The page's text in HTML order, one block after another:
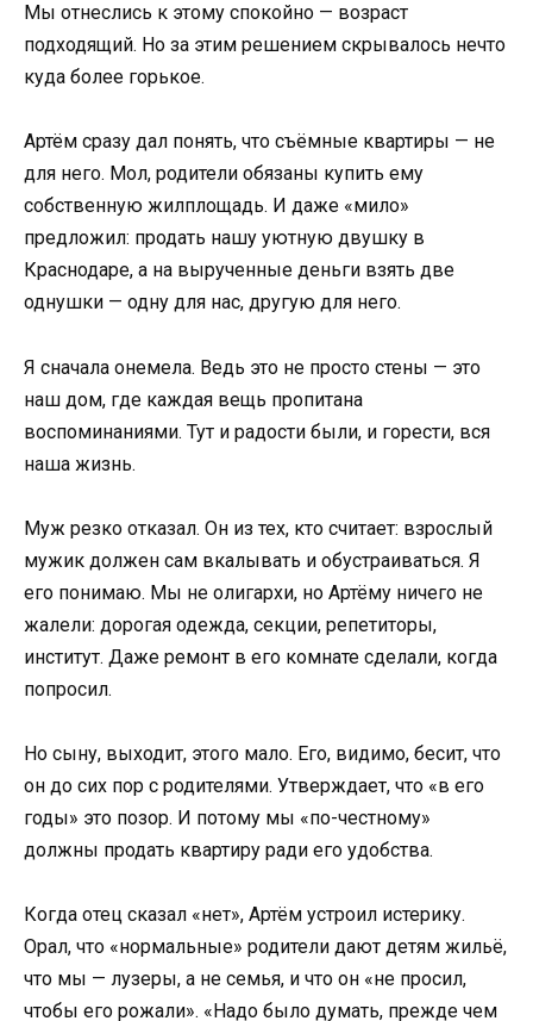
Мы отнеслись к этому спокойно — возраст
подходящий. Но за этим решением скрывалось нечто
куда более горькое.
Артём сразу дал понять, что съёмные квартиры — не
для него. Мол, родители обязаны купить ему
собственную жилплощадь. И даже «мило»
предложил: продать нашу уютную двушку в
Краснодаре, а на вырученные деньги взять две
однушки — одну для нас, другую для него.
Я сначала онемела. Ведь это не просто стены — это
наш дом, где каждая вещь пропитана
воспоминаниями. Тут и радости были, и горести, вся
наша жизнь.
Муж резко отказал. Он из тех, кто считает: взрослый
мужик должен сам вкалывать и обустраиваться. Я
его понимаю. Мы не олигархи, но Артёму ничего не
жалели: дорогая одежда, секции, репетиторы,
институт. Даже ремонт в его комнате сделали, когда
попросил.
Но сыну, выходит, этого мало. Его, видимо, бесит, что
он до сих пор с родителями. Утверждает, что «в его
годы» это позор. И потому мы «по-честному»
должны продать квартиру ради его удобства.
Когда отец сказал «нет», Артём устроил истерику.
Орал, что «нормальные» родители дают детям жильё,
что мы — лузеры, а не семья, и что он «не просил,
чтобы его рожали». «Надо было думать, прежде чем